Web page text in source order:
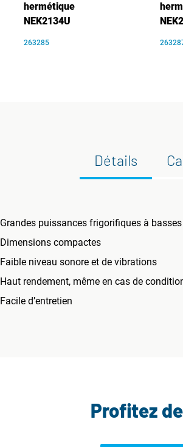
hermétique
NEK2134U
263285
Détails
Grandes puissances frigorifiques à
Dimensions compactes
Faible niveau sonore et de vibrations
Haut rendement, même en cas de
Facile d’entretien
Profitez